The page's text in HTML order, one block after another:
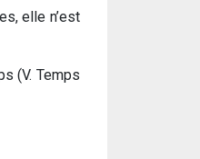
elle n’est
(V. Temps